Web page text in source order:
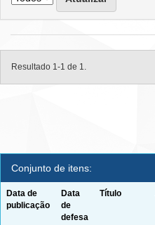
Resultado 1-1 de 1.
Conjunto de itens:
Data de
publicação
Data
de
defesa
Título